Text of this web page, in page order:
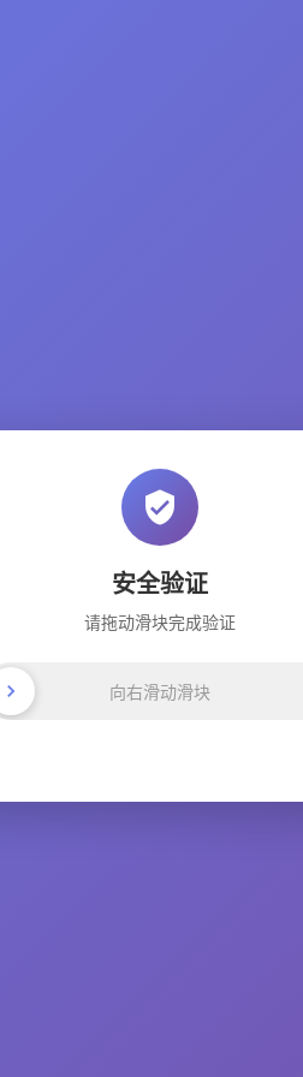
安全验证
请拖动滑块完成验证
向右滑动滑块